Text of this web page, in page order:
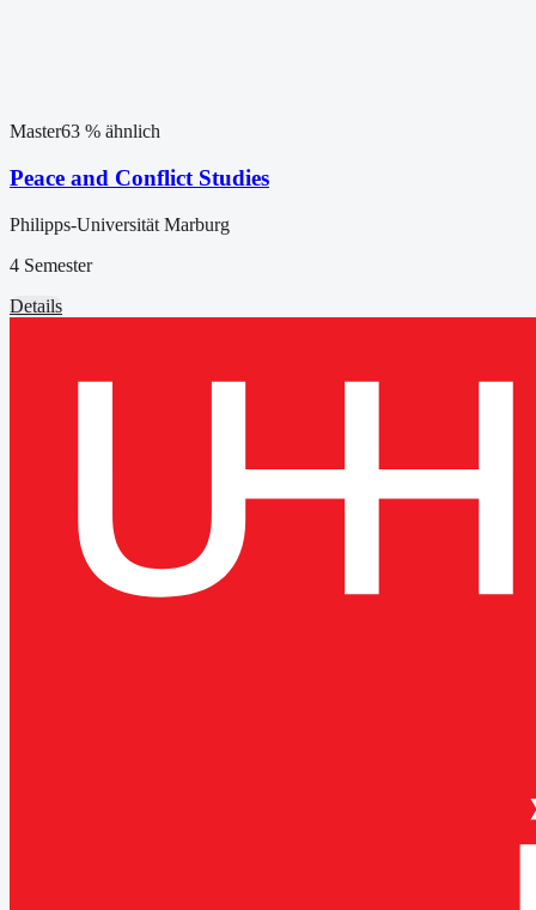
Master63 % ähnlich
Peace and Conflict Studies
Philipps-Universität Marburg
4 Semester
Details